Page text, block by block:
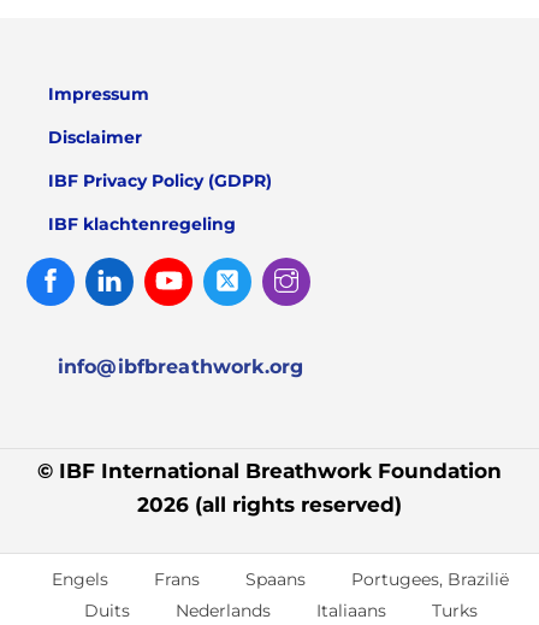
Impressum
Disclaimer
IBF Privacy Policy (GDPR)
IBF klachtenregeling
FacebookLinked
In
Youtube Twitter
info@ibfbreathwork.org
© IBF International Breathwork Foundation
2026 (all rights reserved)
Engels Frans Spaans
Portugees, Brazilië
Duits
Nederlands Italiaans Turks